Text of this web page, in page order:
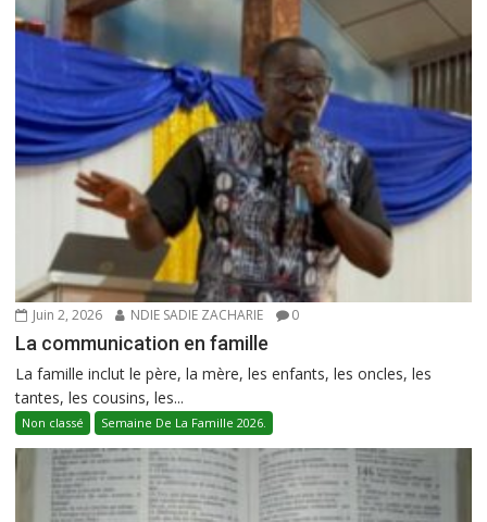
Juin 2, 2026 NDIE SADIE ZACHARIE 0
La communication en famille
La famille inclut le père, la mère, les enfants, les oncles, les
tantes, les cousins, les...
Non classé Semaine De La Famille 2026.